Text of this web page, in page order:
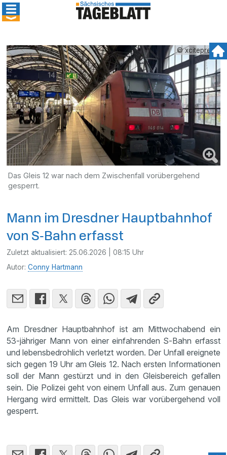
© xcitepress
Das Gleis 12 war nach dem Zwischenfall vorübergehend
gesperrt.
Mann im Dresdner Hauptbahnhof
von S‑Bahn erfasst
Zuletzt aktualisiert: 25.06.2026 | 08:15 Uhr
Autor:Conny Hartmann
Am Dresdner Hauptbahnhof ist am Mittwochabend ein
53‑jähriger Mann von einer einfahrenden S‑Bahn erfasst
und lebensbedrohlich verletzt worden. Der Unfall ereignete
sich gegen 19 Uhr am Gleis 12. Nach ersten Informationen
soll der Mann gestürzt und in den Gleisbereich gefallen
sein. Die Polizei geht von einem Unfall aus. Zum genauen
Hergang wird ermittelt. Das Gleis war vorübergehend voll
gesperrt.